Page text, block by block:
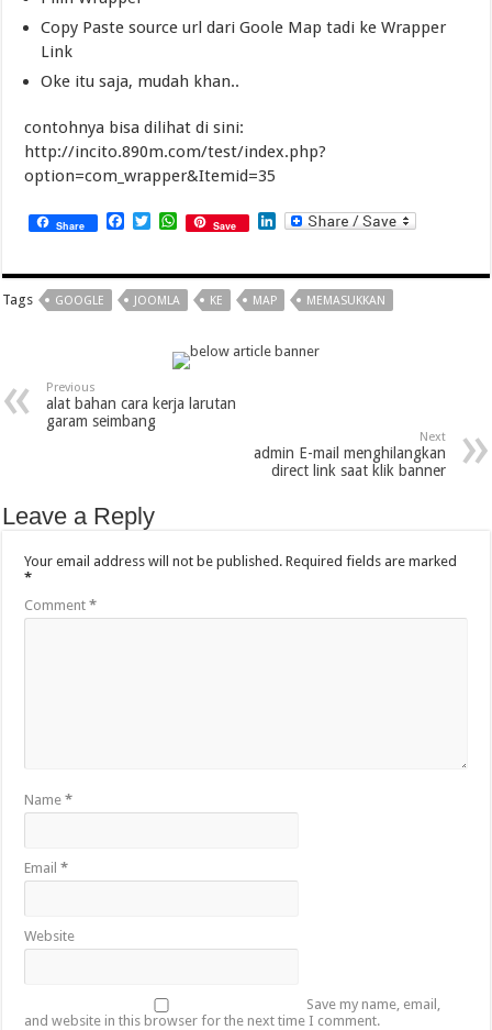
Copy Paste source url dari Goole Map tadi ke Wrapper
Link
Oke itu saja, mudah khan..
contohnya bisa dilihat di sini:
http://incito.890m.com/test/index.php?
option=com_wrapper&Itemid=35
Share Facebook
TwitterWhatsApp
Save LinkedIn
Tags GOOGLE JOOMLA KE MAP MEMASUKKAN
Previous
alat bahan cara kerja larutan
garam seimbang
Next
admin E-mail menghilangkan
direct link saat klik banner
Leave a Reply
Your email address will not be published. Required fields are marked
*
Comment*
Name*
Email*
Website
Save my name, email,
and website in this browser for the next time I comment.